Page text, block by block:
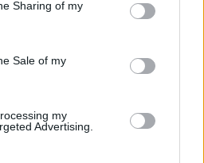
Sharing of my
Sale of my
my
Advertising.